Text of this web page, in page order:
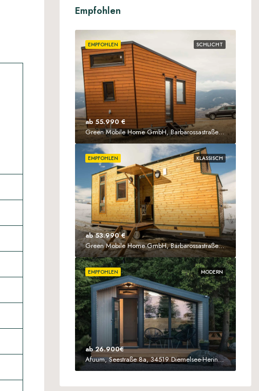
Empfohlen
SCHLICHT
EMPFOHLEN
ab 55.990 €
Green Mobile Home GmbH, Barbarossastraße 61, 63571 Gelnhausen
KLASSISCH
EMPFOHLEN
ab 53.990 €
Green Mobile Home GmbH, Barbarossastraße 61, D-63571 Gelnhausen
MODERN
EMPFOHLEN
ab 26.900€
Afuum, Seestraße 8a, 34519 Diemelsee-Heringhausen